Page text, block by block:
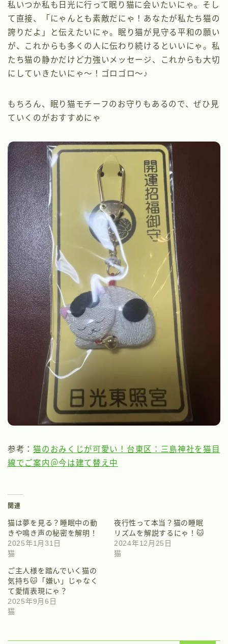
私いつか私も日光に行って眠り猫に会いたいにゃ。そし
て直接、「にゃんとも素敵だにゃ！あなたが私たち猫の
誇りだよ」と伝えたいにゃ。眠り猫が見守る平和の願い
が、これからも多くの人に伝わり続けるといいにゃ。私
たち猫の静かだけど力強いメッセージ、これからも大切
にしていきたいにゃ～！ゴロゴロ～♪
もちろん、眠り猫モチーフのお守りもあるので、ぜひ見
ていくのがおすすめにゃ
参考：猫のおみくじが可愛い！台東区：三島神社を猫目
線でご案内＠今は建て替え中
関連
猫は夢を見る？睡眠中の動
きや鳴き声の秘密を解明！
2025年1月31日
猫
夜行性って本当？猫の睡眠
リズムを解説するにゃ！🐱
2024年12月25日
猫
ご主人様を踏んでいく猫の
気持ち🐱「嫌い」じゃなく
て愛情表現にゃ？
2025年9月6日
猫